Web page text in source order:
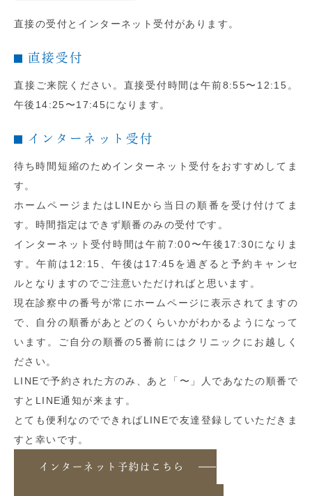
直接の受付とインターネット受付があります。
直接受付
直接ご来院ください。直接受付時間は午前8:55〜12:15。
午後14:25〜17:45になります。
インターネット受付
待ち時間短縮のためインターネット受付をおすすめしてま
す。
ホームページまたはLINEから当日の順番を受け付けてま
す。時間指定はできず順番のみの受付です。
インターネット受付時間は午前7:00〜午後17:30になりま
す。午前は12:15、午後は17:45を過ぎると予約キャンセ
ルとなりますのでご注意いただければと思います。
現在診察中の番号が常にホームページに表示されてますの
で、自分の順番があとどのくらいかがわかるようになって
います。ご自分の順番の5番前にはクリニックにお越しく
ださい。
LINEで予約された方のみ、あと「〜」人であなたの順番で
すとLINE通知が来ます。
とても便利なのでできればLINEで友達登録していただきま
すと幸いです。
インターネット予約はこちら